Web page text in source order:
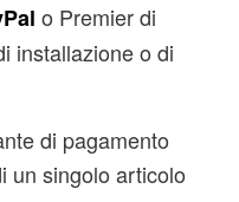
o Premier di
installazione o di
di pagamento
un singolo articolo